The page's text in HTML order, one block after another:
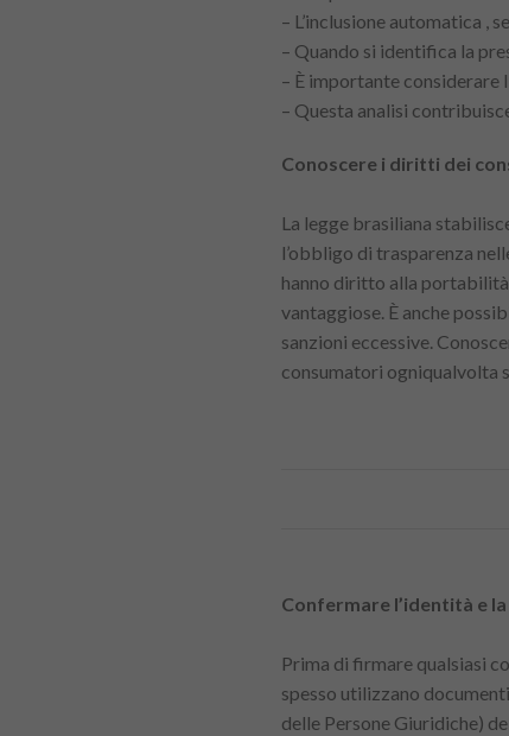
– L’inclusione automatica ,
– Quando si identifica la
– È importante considerare
– Questa analisi
Conoscere i diritti dei
La legge brasiliana
l’obbligo di trasparenza
hanno diritto alla
vantaggiose. È anche
sanzioni eccessive.
consumatori ogniqualvolta
Confermare l’identità e
Prima di firmare qualsiasi
spesso utilizzano
delle Persone Giuridiche)